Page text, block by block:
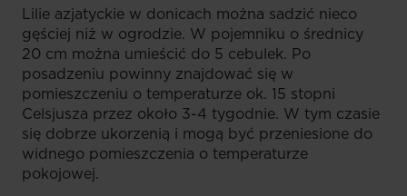
Lilie azjatyckie w donicach można sadzić nieco
gęściej niż w ogrodzie. W pojemniku o średnicy
20 cm można umieścić do 5 cebulek. Po
posadzeniu powinny znajdować się w
pomieszczeniu o temperaturze ok. 15 stopni
Celsjusza przez około 3-4 tygodnie. W tym czasie
się dobrze ukorzenią i mogą być przeniesione do
widnego pomieszczenia o temperaturze
pokojowej.